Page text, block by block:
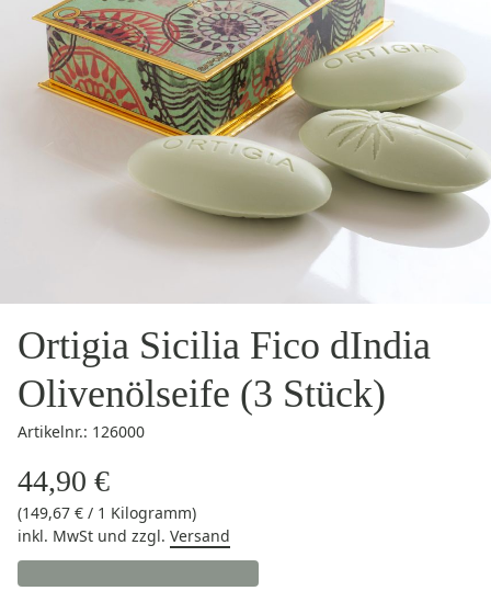
Ortigia Sicilia Fico dIndia
Olivenölseife (3 Stück)
Artikelnr.: 126000
44,90 €
(149,67 € / 1 Kilogramm)
inkl. MwSt und zzgl. Versand